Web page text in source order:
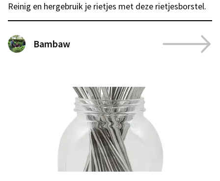
Reinig en hergebruik je rietjes met deze rietjesborstel.
Bambaw